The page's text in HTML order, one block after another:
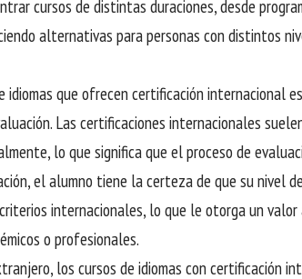
cursos de distintas duraciones, desde
alternativas para personas con distintos
que ofrecen certificación internacional
Las certificaciones internacionales
lo que significa que el proceso de
el alumno tiene la certeza de que su nivel de
internacionales, lo que le otorga un valor
o profesionales.
los cursos de idiomas con certificación